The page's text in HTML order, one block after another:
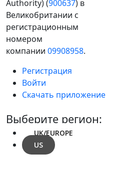
Authority) (900637) в
Великобритании с
регистрационным
номером
компании 09908958.
Регистрация
Войти
Скачать приложение
Выберите регион:
UK/EUROPE
US